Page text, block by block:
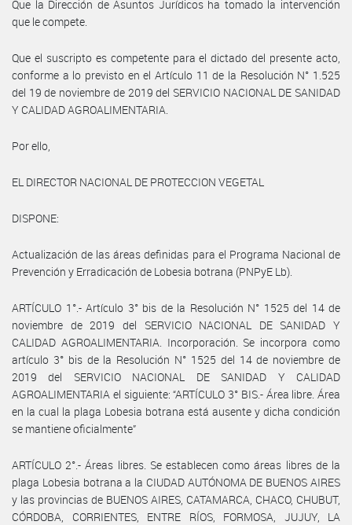
Que la Dirección de Asuntos Jurídicos ha tomado la intervención
que le compete.
Que el suscripto es competente para el dictado del presente acto,
conforme a lo previsto en el Artículo 11 de la Resolución N° 1.525
del 19 de noviembre de 2019 del SERVICIO NACIONAL DE SANIDAD
Y CALIDAD AGROALIMENTARIA.
Por ello,
EL DIRECTOR NACIONAL DE PROTECCION VEGETAL
DISPONE:
Actualización de las áreas definidas para el Programa Nacional de
Prevención y Erradicación de Lobesia botrana (PNPyE Lb).
ARTÍCULO 1°.- Artículo 3° bis de la Resolución N° 1525 del 14 de
noviembre de 2019 del SERVICIO NACIONAL DE SANIDAD Y
CALIDAD AGROALIMENTARIA. Incorporación. Se incorpora como
artículo 3° bis de la Resolución N° 1525 del 14 de noviembre de
2019 del SERVICIO NACIONAL DE SANIDAD Y CALIDAD
AGROALIMENTARIA el siguiente: “ARTÍCULO 3° BIS.- Área libre. Área
en la cual la plaga Lobesia botrana está ausente y dicha condición
se mantiene oficialmente”
ARTÍCULO 2°.- Áreas libres. Se establecen como áreas libres de la
plaga Lobesia botrana a la CIUDAD AUTÓNOMA DE BUENOS AIRES
y las provincias de BUENOS AIRES, CATAMARCA, CHACO, CHUBUT,
CÓRDOBA, CORRIENTES, ENTRE RÍOS, FORMOSA, JUJUY, LA